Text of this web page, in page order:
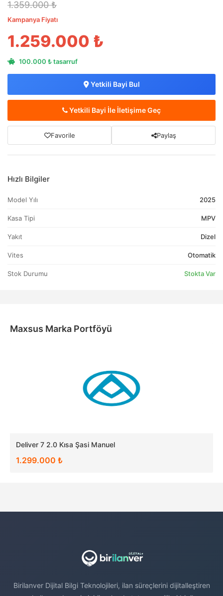
1.359.000 ₺
Kampanya Fiyatı
1.259.000 ₺
100.000 ₺ tasarruf
Yetkili Bayi Bul
Yetkili Bayi İle İletişime Geç
Favorile Paylaş
Hızlı Bilgiler
Model Yılı 2025
Kasa Tipi MPV
Yakıt Dizel
Vites Otomatik
Stok Durumu Stokta Var
Maxsus Marka Portföyü
Deliver 7 2.0 Kısa Şasi Manuel
1.299.000 ₺
Birilanver Dijital Bilgi Teknolojileri, ilan süreçlerini dijitalleştiren